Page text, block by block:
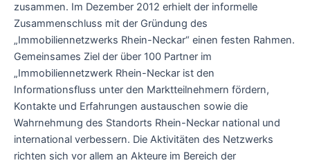
zusammen. Im Dezember 2012 erhielt der informelle
Zusammenschluss mit der Gründung des
„Immobiliennetzwerks Rhein-Neckar“ einen festen Rahmen.
Gemeinsames Ziel der über 100 Partner im
„Immobiliennetzwerk Rhein-Neckar ist den
Informationsfluss unter den Marktteilnehmern fördern,
Kontakte und Erfahrungen austauschen sowie die
Wahrnehmung des Standorts Rhein-Neckar national und
international verbessern. Die Aktivitäten des Netzwerks
richten sich vor allem an Akteure im Bereich der